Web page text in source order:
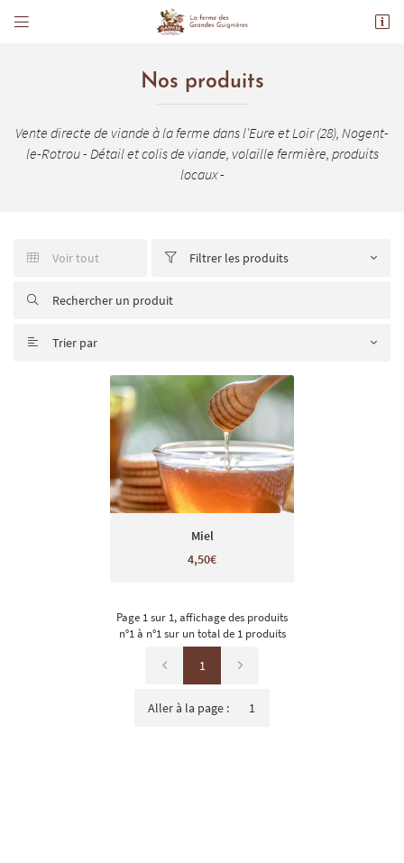
 
LES GRANDES GUIGNIERES
En cochant cette case, vous consentez à recevoir nos propositions commerciales à l'adresse
INSCRIPTION
Vous pouvez nous contacter aux numéro suivant :
06 67 69 53 45
Nos produits
Vente directe de viande à la ferme dans l'Eure et Loir (28), Nogent-
le-Rotrou - Détail et colis de viande, volaille fermière, produits
locaux -
 Voir tout  Filtrer les produits

 Trier par
Miel
4,50€
Page 1 sur 1, affichage des produits
n°1 à n°1 sur un total de 1produits
1
Aller à la page :